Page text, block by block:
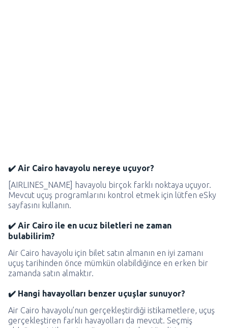
✔️ Air Cairo havayolu nereye uçuyor?
[AIRLINES_NAME] havayolu birçok farklı noktaya uçuyor.
Mevcut uçuş programlarını kontrol etmek için lütfen eSky
sayfasını kullanın.
✔️ Air Cairo ile en ucuz biletleri ne zaman
bulabilirim?
Air Cairo havayolu için bilet satın almanın en iyi zamanı
uçuş tarihinden önce mümkün olabildiğince en erken bir
zamanda satın almaktır.
✔️ Hangi havayolları benzer uçuşlar sunuyor?
Air Cairo havayolu’nun gerçekleştirdiği istikametlere, uçuş
gerçekleştiren farklı havayolları da mevcut. Seçmiş